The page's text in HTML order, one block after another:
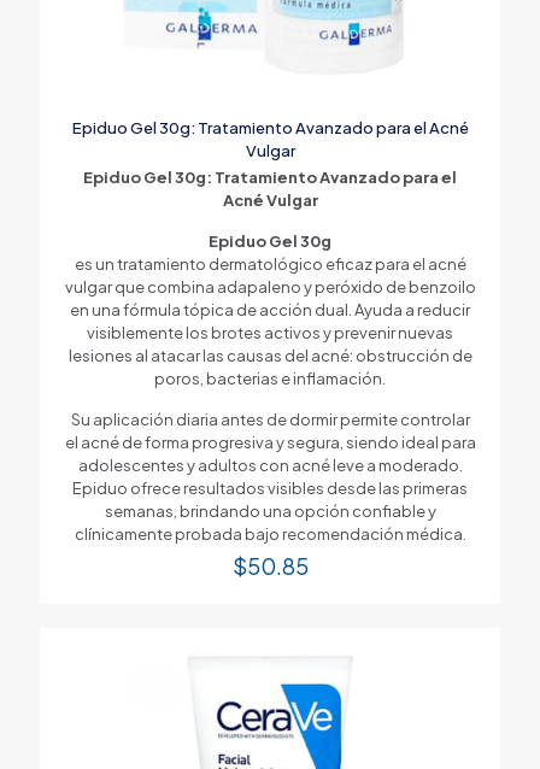
Epiduo Gel 30g: Tratamiento Avanzado para el Acné
Vulgar
Epiduo Gel 30g: Tratamiento Avanzado para el
Acné Vulgar
Epiduo Gel 30g
es un tratamiento dermatológico eficaz para el acné
vulgar que combina adapaleno y peróxido de benzoilo
en una fórmula tópica de acción dual. Ayuda a reducir
visiblemente los brotes activos y prevenir nuevas
lesiones al atacar las causas del acné: obstrucción de
poros, bacterias e inflamación.
Su aplicación diaria antes de dormir permite controlar
el acné de forma progresiva y segura, siendo ideal para
adolescentes y adultos con acné leve a moderado.
Epiduo ofrece resultados visibles desde las primeras
semanas, brindando una opción confiable y
clínicamente probada bajo recomendación médica.
$50.85